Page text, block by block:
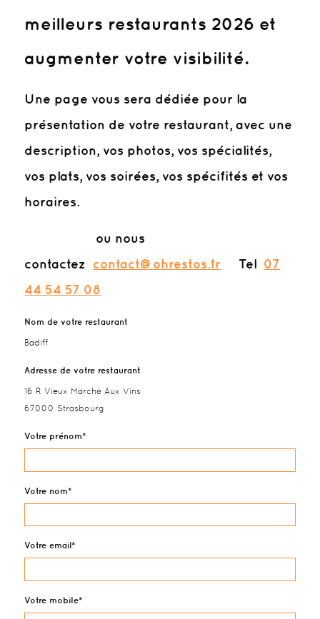
meilleurs restaurants 2026 et
augmenter votre visibilité.
Une page vous sera dédiée pour la
présentation de votre restaurant, avec une
description, vos photos, vos spécialités,
vos plats, vos soirées, vos spécifités et vos
horaires.
ou nous
contactez contact@ohrestos.fr Tel 07
44 54 57 08
Nom de votre restaurant
Badiff
Adresse de votre restaurant
16 R Vieux Marché Aux Vins
67000 Strasbourg
Votre prénom
Votre nom
Votre email
Votre mobile